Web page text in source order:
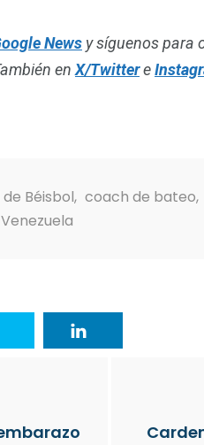
News y síguenos para
en X/Twittere
Béisbol, coach de bateo,
Venezuela